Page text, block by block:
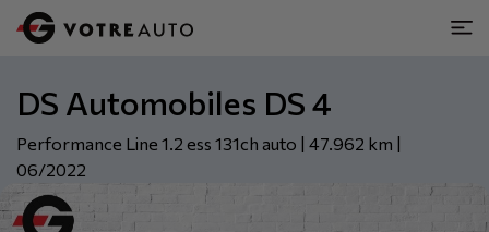
DS Automobiles DS 4
Performance Line 1.2 ess 131ch auto | 47.962 km |
06/2022